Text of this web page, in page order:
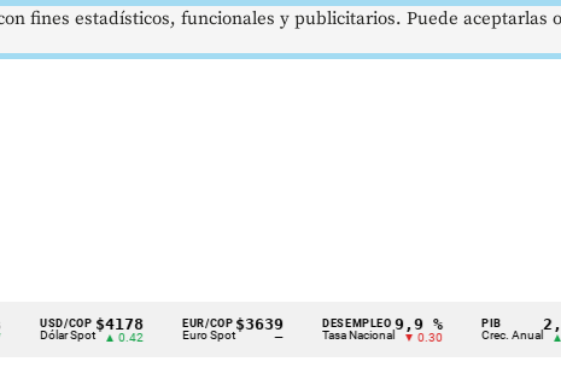
COP
Spot
$4178
▲ 0.42
EUR/COP
Euro Spot
$3639
—
DESEMPLEO
Tasa Nacional
9,9 %
▼ 0.30
PIB
Crec. Anual
2,8 %
▲ 0.10
fines estadísticos, funcionales y publicitarios. Puede aceptarlas